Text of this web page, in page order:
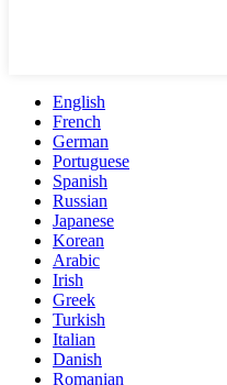
English
French
German
Portuguese
Spanish
Russian
Japanese
Korean
Arabic
Irish
Greek
Turkish
Italian
Danish
Romanian